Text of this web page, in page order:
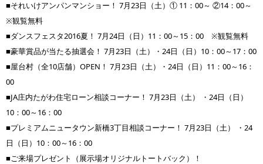
■それいけアンパンマンショー！ 7月23日（土）① 11：00～ ②14：00～
※観覧無料
■ダンスフェスタ2016夏！ 7月24日（日）11：00～15：00 ※観覧無料
■豪華賞品が当たる抽選会！ 7月23日（土）・24日（日）10：00～17：00
■屋台村（全10店舗）OPEN！ 7月23日（土）・24日（日）11：00～16：
00
■JA庄内たがわ住宅ローン相談コーナー！ 7月23日（土） ・24日（日）
10：00～16：00
■プレミアムニュータウン新橋3丁目相談コーナー！ 7月23日（土） ・24
日（日）10：00～16：00
■ご来場プレゼント（展示場オリジナルトートバック）！